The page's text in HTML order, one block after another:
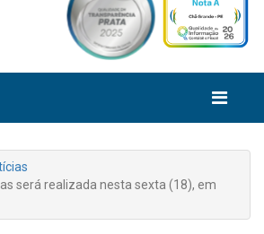
será realizada nesta sexta (18), em